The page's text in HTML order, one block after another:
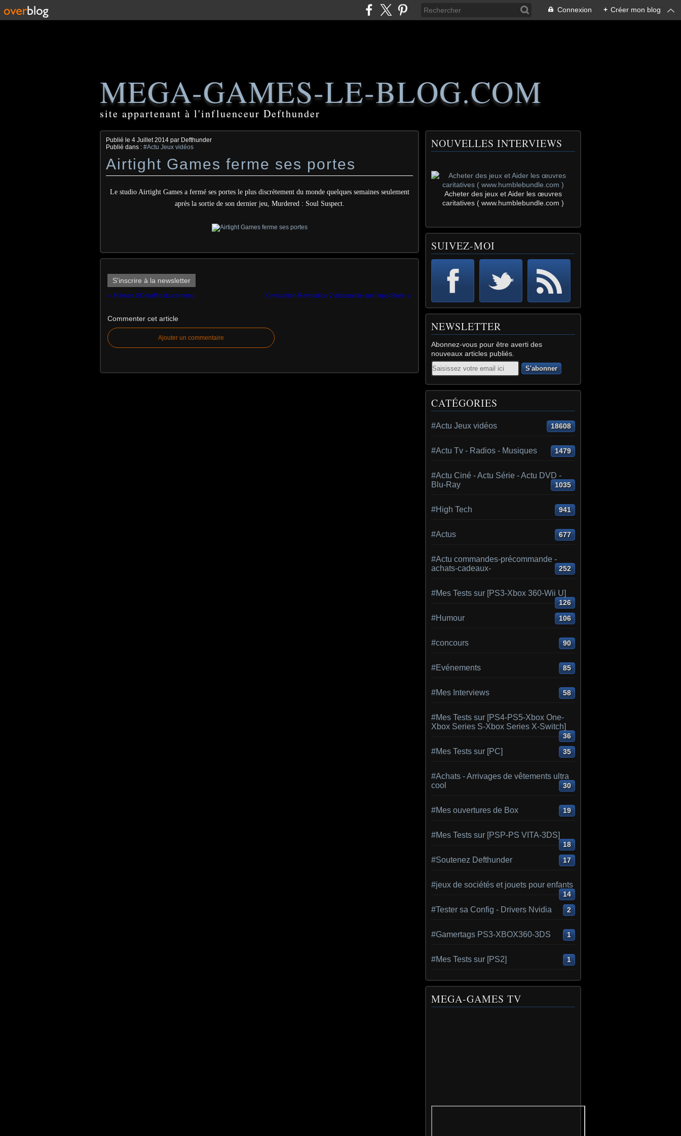
Connexion + Créer mon blog
MEGA-GAMES-LE-BLOG.COM
site appartenant à l'influenceur Defthunder
Publié le 4 Juillet 2014 par Defthunder
Publié dans : #Actu Jeux vidéos
Airtight Games ferme ses portes
Le studio Airtight Games a fermé ses portes le plus discrètement du monde quelques semaines seulement
après la sortie de son dernier jeu, Murdered : Soul Suspect.
S'inscrire à la newsletter
Hitman GO s'offre du contenu Civilization Revolution 2 disponible sur l'App Store
Commenter cet article
Ajouter un commentaire
NOUVELLES INTERVIEWS
Acheter des jeux et Aider les œuvres
caritatives ( www.humblebundle.com )
SUIVEZ-MOI
NEWSLETTER
Abonnez-vous pour être averti des
nouveaux articles publiés.
Email
CATÉGORIES
#Actu Jeux vidéos 18608
#Actu Tv - Radios - Musiques 1479
#Actu Ciné - Actu Série - Actu DVD -
Blu-Ray
1035
#High Tech 941
#Actus 677
#Actu commandes-précommande -
achats-cadeaux-
252
#Mes Tests sur [PS3-Xbox 360-Wii U]
126
#Humour 106
#concours 90
#Evénements 85
#Mes Interviews 58
#Mes Tests sur [PS4-PS5-Xbox One-
Xbox Series S-Xbox Series X-Switch]
36
#Mes Tests sur [PC] 35
#Achats - Arrivages de vêtements ultra
cool
30
#Mes ouvertures de Box 19
#Mes Tests sur [PSP-PS VITA-3DS]
18
#Soutenez Defthunder 17
#jeux de sociétés et jouets pour enfants
14
#Tester sa Config - Drivers Nvidia 2
#Gamertags PS3-XBOX360-3DS 1
#Mes Tests sur [PS2] 1
MEGA-GAMES TV